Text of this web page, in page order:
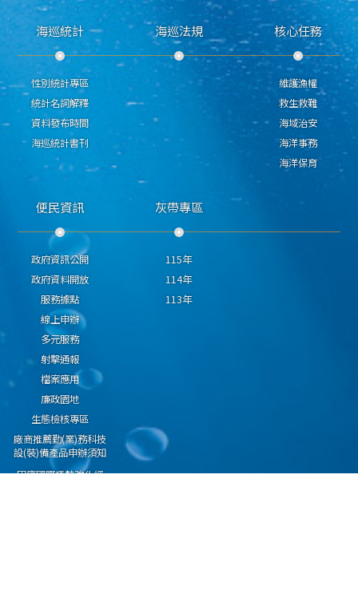
海巡統計
性別統計專區
統計名詞解釋
資料發布時間
海巡統計書刊
海巡法規 核心任務
維護漁權
救生救難
海域治安
海洋事務
海洋保育
便民資訊
政府資訊公開
政府資料開放
服務據點
線上申辦
多元服務
射擊通報
檔案應用
廉政園地
生態檢核專區
廠商推薦勤(業)務科技
設(裝)備產品申辦須知
因應國際情勢強化經
灰帶專區
115年
114年
113年